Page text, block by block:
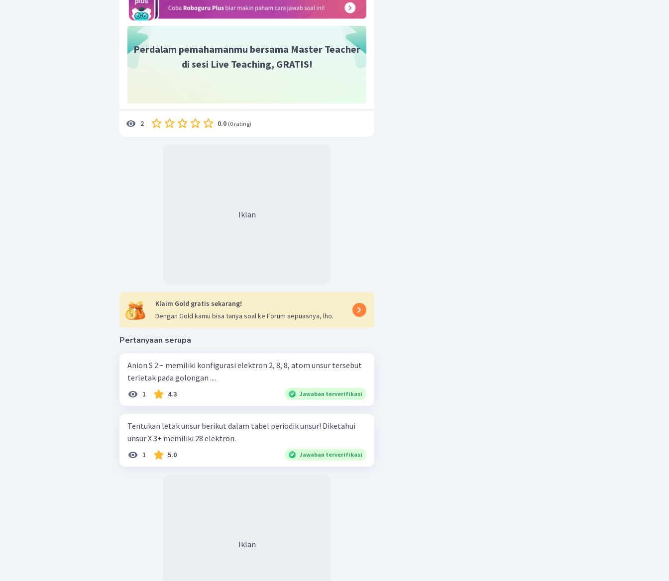
Perdalam pemahamanmu bersama Master Teacher
di sesi Live Teaching, GRATIS!
2 0.0 (0 rating)
Iklan
Klaim Gold gratis sekarang!
Dengan Gold kamu bisa tanya soal ke Forum sepuasnya, lho.
Pertanyaan serupa
Anion S 2 − memiliki konfigurasi elektron 2, 8, 8, atom unsur tersebut
terletak pada golongan ....
1 4.3 Jawaban terverifikasi
Tentukan letak unsur berikut dalam tabel periodik unsur! Diketahui
unsur X 3+ memiliki 28 elektron.
1 5.0 Jawaban terverifikasi
Iklan